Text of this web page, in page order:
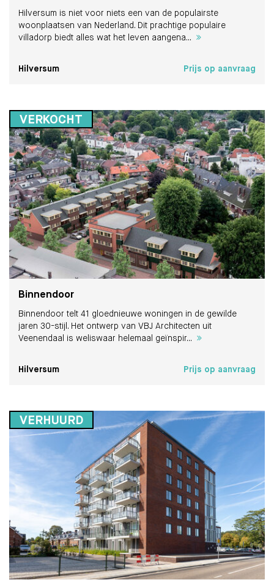
Hilversum is niet voor niets een van de populairste
woonplaatsen van Nederland. Dit prachtige populaire
villadorp biedt alles wat het leven aangena...
Hilversum Prijs op aanvraag
VERKOCHT
Binnendoor
Binnendoor telt 41 gloednieuwe woningen in de gewilde
jaren 30-stijl. Het ontwerp van VBJ Architecten uit
Veenendaal is weliswaar helemaal geïnspir...
Hilversum Prijs op aanvraag
VERHUURD